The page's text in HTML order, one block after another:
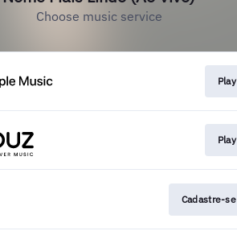
Choose music service
Play
Play
Cadastre-se